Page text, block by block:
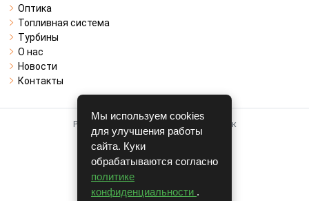
Оптика
Топливная система
Турбины
О нас
Новости
Контакты
Работает на системе для авторазборок
CARRO.БИЗНЕС
Полная версия
© COPYRIGHT 2026 г.
v1.1.24
Мы используем cookies
для улучшения работы
сайта. Куки
обрабатываются согласно
политике
конфиденциальности .